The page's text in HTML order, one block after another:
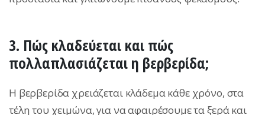
3. Πώς κλαδεύεται και πώς
πολλαπλασιάζεται η βερβερίδα;
Η βερβερίδα χρειάζεται κλάδεμα κάθε χρόνο, στα
τέλη του χειμώνα, για να αφαιρέσουμε τα ξερά και